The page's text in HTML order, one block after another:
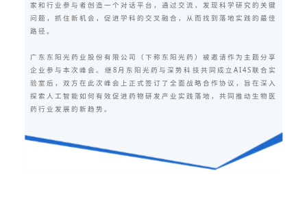
家和行业参与者创造一个对话平台，通过交流，发现科学研究的关键
问题，抓住新机会，促进学科的交叉融合，从而找到落地实践的最佳
路径。
广东东阳光药业股份有限公司（下称东阳光药）被邀请作为主题分享
企业参与本次峰会。继8月东阳光药与深势科技共同成立AI4S联合实
验室后，双方在此次峰会上正式签订了全面战略合作协议，旨在深入
探索人工智能如何有效促进药物研发产业实践落地，共同推动生物医
药行业发展的新趋势。